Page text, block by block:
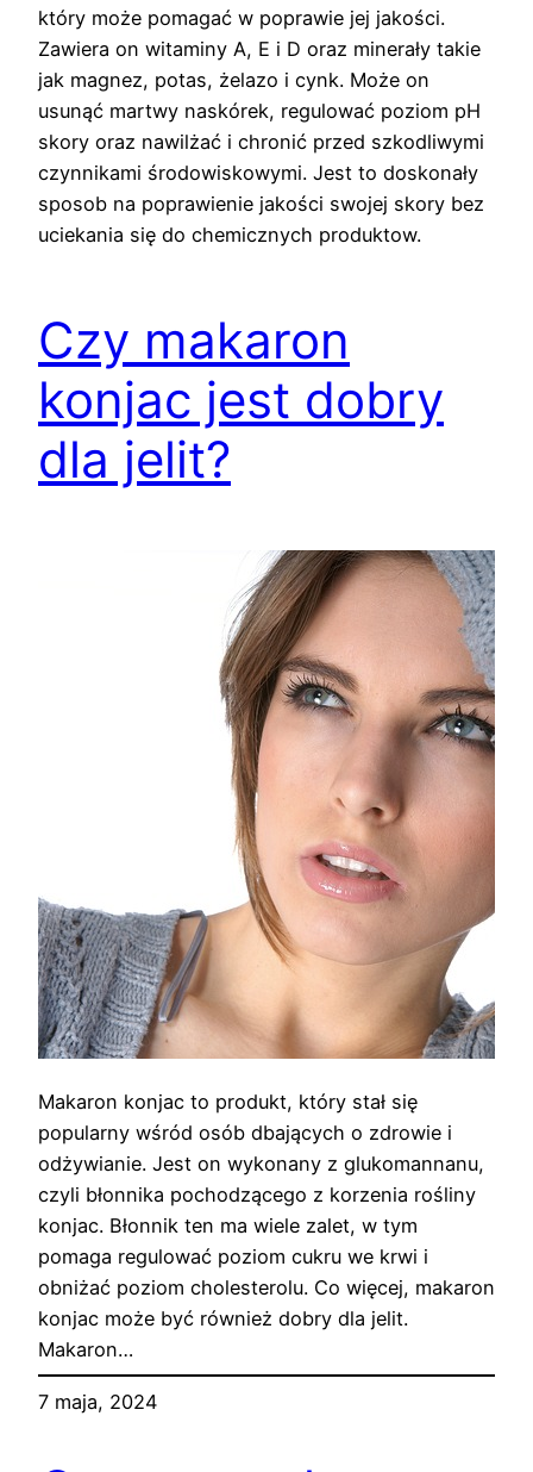
który może pomagać w poprawie jej jakości.
Zawiera on witaminy A, E i D oraz minerały takie
jak magnez, potas, żelazo i cynk. Może on
usunąć martwy naskórek, regulować poziom pH
skory oraz nawilżać i chronić przed szkodliwymi
czynnikami środowiskowymi. Jest to doskonały
sposob na poprawienie jakości swojej skory bez
uciekania się do chemicznych produktow.
Czy makaron
konjac jest dobry
dla jelit?
Makaron konjac to produkt, który stał się
popularny wśród osób dbających o zdrowie i
odżywianie. Jest on wykonany z glukomannanu,
czyli błonnika pochodzącego z korzenia rośliny
konjac. Błonnik ten ma wiele zalet, w tym
pomaga regulować poziom cukru we krwi i
obniżać poziom cholesterolu. Co więcej, makaron
konjac może być również dobry dla jelit.
Makaron…
7 maja, 2024